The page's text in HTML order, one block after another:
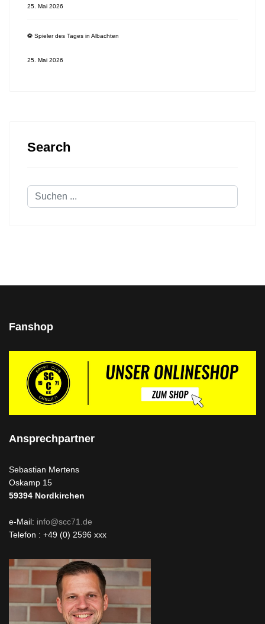
25. Mai 2026
⚽️ Spieler des Tages in Albachten
25. Mai 2026
Search
Suchen
Fanshop
Ansprechpartner
Sebastian Mertens
Oskamp 15
59394 Nordkirchen
e-Mail: info@scc71.de
Telefon : +49 (0) 2596 xxx